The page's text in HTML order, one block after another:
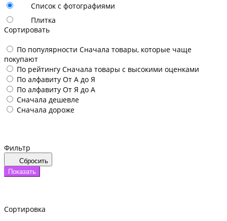
Список с фотографиями
Плитка
Сортировать
По популярности Сначала товары, которые чаще
покупают
По рейтингу Сначала товары с высокими оценками
По алфавиту От А до Я
По алфавиту От Я до А
Сначала дешевле
Сначала дороже
Фильтр
Сбросить
Показать
Сортировка